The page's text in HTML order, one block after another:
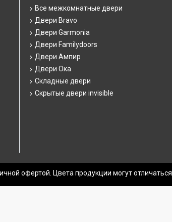
Все межкомнатные двери
Двери Bravo
Двери Garmonia
Двери Familydoors
Двери Ампир
Двери Ока
Складные двери
Скрытые двери invisible
офертой. Цвета продукции могут отличаться